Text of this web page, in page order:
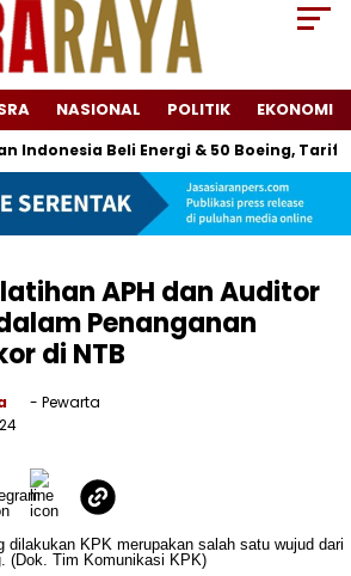
NASIONAL POLITIK EKONOMI
Beli Energi & 50 Boeing, Tarif
APH dan Auditor
Penanganan
di NTB
- Pewarta